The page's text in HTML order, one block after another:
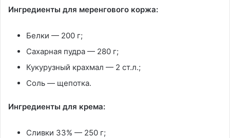
Ингредиенты для меренгового коржа:
Белки — 200 г;
Сахарная пудра — 280 г;
Кукурузный крахмал — 2 ст.л.;
Соль — щепотка.
Ингредиенты для крема:
Сливки 33% — 250 г;